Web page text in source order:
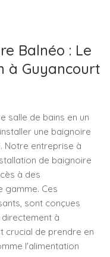
Balnéo : Le
à Guyancourt
salle de bains en un
une baignoire
Notre entreprise à
de baignoire
à des
gamme. Ces
sont conçues
à
crucial de prendre en
l'alimentation